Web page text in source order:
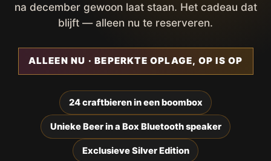
na december gewoon laat staan. Het cadeau dat
blijft — alleen nu te reserveren.
ALLEEN NU · BEPERKTE OPLAGE, OP IS OP
24 craftbieren in een boombox
Unieke Beer in a Box Bluetooth speaker
Exclusieve Silver Edition